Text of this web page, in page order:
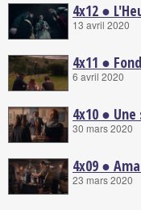
4x12 ●
13 avril 2020
4x11 ●
6 avril 2020
4x10 ●
30 mars 2020
4x09 ●
23 mars 2020